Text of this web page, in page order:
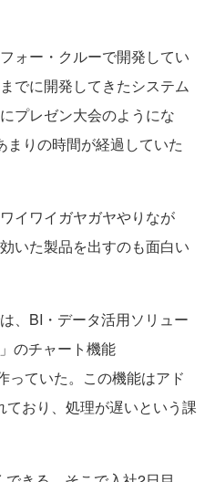
ォー・クルーで開発してい
でに開発してきたシステム
プレゼン大会のようにな
まりの時間が経過していた
イワイガヤガヤやりなが
いた製品を出すのも面白い
、BI・データ活用ソリュー
のチャート機能
っていた。この機能はアド
ており、処理が遅いという課